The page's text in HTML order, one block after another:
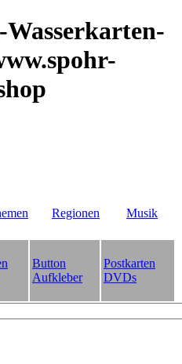
Regionen Musik
Button
Aufkleber
Postkarten
DVDs